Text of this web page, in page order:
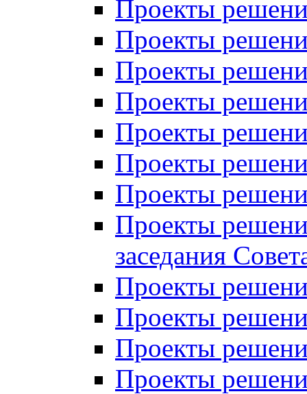
Проекты
Проекты
Проекты
Проекты
Проекты
Проекты
Проекты
Проекты
заседания
Проекты
Проекты
Проекты
Проекты